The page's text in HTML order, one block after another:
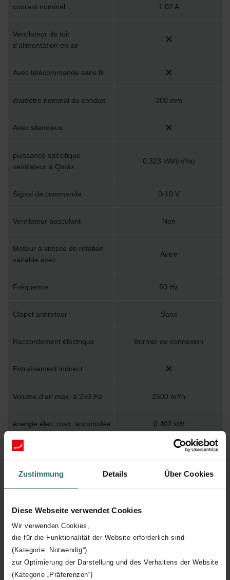
Zustimmung Details Über Cookies
Diese Webseite verwendet Cookies
Wir verwenden Cookies,
die für die Funktionalität der Website erforderlich sind
(Kategorie „Notwendig“)
zur Optimierung der Darstellung und des Verhaltens der Website
(Kategorie „Präferenzen“)
courant nominal 1.02 A
Ventilateur de toit
d'alimentation en air
Avec télécommande sans fil
diamètre nominal du conduit 300 mm
Avec silencieux
puissance spécifique
ventilateur à Qmax
0.323 kW/(m³/s)
Signal de commande 0-10 V
Ventilateur basculant Non
Moteur à vitesse de rotation
variable avec
Autre
Fréquence 50 Hz
Clapet antiretour Sans
Raccordement électrique Bornier de connexion
Entraînement indirect
Volume d'air max. à 250 Pa 2600 m³/h
énergie élec. max. accumulée 0.402 kW
Volume d'air max. à 500 Pa
hauteur utile 605 mm
Avec commutateur de service